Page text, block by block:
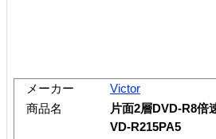
メーカー
Victor
商品名
片面2層DVD-R8倍
VD-R215PA5